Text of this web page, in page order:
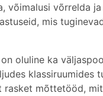
võimalusi võrrelda ja
mis
oluline ka
klassiruumides
rasket mõttetööd,